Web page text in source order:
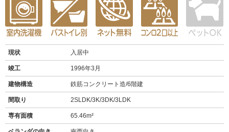
現状 入居中
竣工 1996年3月
建物構造 鉄筋コンクリート造/6階建
間取り 2SLDK/3K/3DK/3LDK
専有面積 65.46m²